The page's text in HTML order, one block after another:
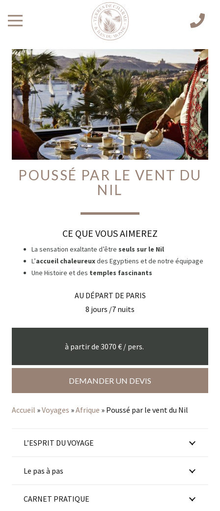
POUSSÉ PAR LE VENT DU
NIL
CE QUE VOUS AIMEREZ
La sensation exaltante d’être seuls sur le Nil
L’accueil chaleureuxdes Egyptiens et de notre équipage
Une Histoire et des temples fascinants
AU DÉPART DE PARIS
8 jours /7 nuits
à partir de 3070 € / pers.
DEMANDER UN DEVIS
Accueil »Voyages »Afrique » Poussé par le vent du Nil
L’ESPRIT DU VOYAGE
Le pas à pas
CARNET PRATIQUE